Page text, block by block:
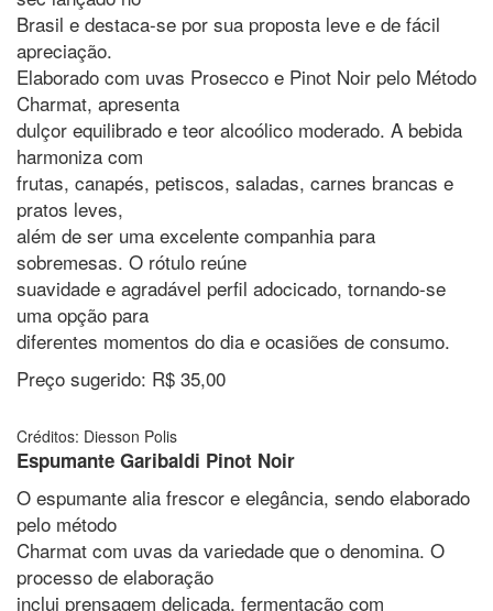
Brasil e destaca-se por sua proposta leve e de fácil
apreciação.
Elaborado com uvas Prosecco e Pinot Noir pelo Método
Charmat, apresenta
dulçor equilibrado e teor alcoólico moderado. A bebida
harmoniza com
frutas, canapés, petiscos, saladas, carnes brancas e
pratos leves,
além de ser uma excelente companhia para
sobremesas. O rótulo reúne
suavidade e agradável perfil adocicado, tornando-se
uma opção para
diferentes momentos do dia e ocasiões de consumo.
Preço sugerido: R$ 35,00
Créditos: Diesson Polis
Espumante Garibaldi Pinot Noir
O espumante alia frescor e elegância, sendo elaborado
pelo método
Charmat com uvas da variedade que o denomina. O
processo de elaboração
inclui prensagem delicada, fermentação com